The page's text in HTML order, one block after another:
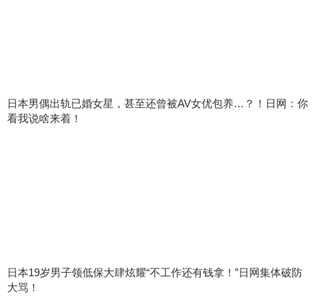
日本男偶出轨已婚女星，甚至还曾被AV女优包养…？！日网：你
看我说啥来着！
日本19岁男子领低保大肆炫耀“不工作还有钱拿！”日网集体破防
大骂！